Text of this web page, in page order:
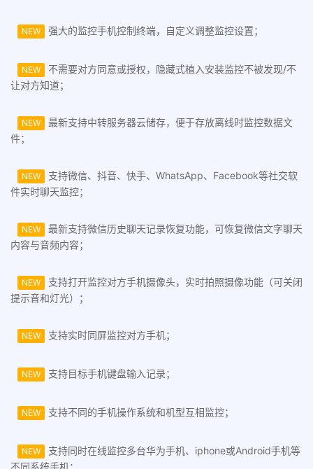
NEW 强大的监控手机控制终端，自定义调整监控设置；
NEW
不需要对方同意或授权，隐藏式植入安装监控不被发现/不
让对方知道；
NEW
最新支持中转服务器云储存，便于存放离线时监控数据文
件；
NEW
支持微信、抖音、快手、WhatsApp、Facebook等社交软
件实时聊天监控；
NEW
最新支持微信历史聊天记录恢复功能，可恢复微信文字聊天
内容与音频内容；
NEW
支持打开监控对方手机摄像头，实时拍照摄像功能（可关闭
提示音和灯光）；
NEW 支持实时同屏监控对方手机；
NEW 支持目标手机键盘输入记录；
NEW 支持不同的手机操作系统和机型互相监控；
NEW
支持同时在线监控多台华为手机、iphone或Android手机等
不同系统手机；